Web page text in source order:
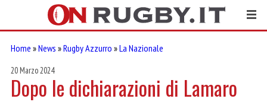
Home »News »Rugby Azzurro »La Nazionale
20 Marzo 2024
Dopo le dichiarazioni di Lamaro